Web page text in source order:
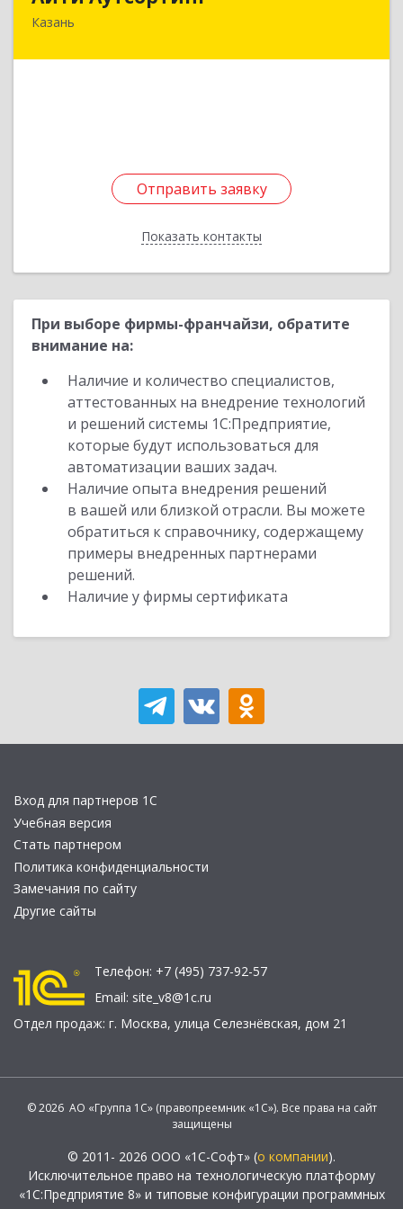
Казань
Отправить заявку
Показать контакты
420136, Татарстан Респ, Казань г, Маршала
Отправить заявку
Назад
При выборе фирмы-франчайзи, обратите
внимание на:
Наличие и количество специалистов,
аттестованных на внедрение технологий
и решений системы 1С:Предприятие,
которые будут использоваться для
автоматизации ваших задач.
Наличие опыта внедрения решений
в вашей или близкой отрасли. Вы можете
обратиться к справочнику, содержащему
примеры внедренных партнерами
решений.
Наличие у фирмы сертификата
Вход для партнеров 1С
Учебная версия
Стать партнером
Политика конфиденциальности
Замечания по сайту
Другие сайты
Телефон: +7 (495) 737-92-57
Email: site_v8@1c.ru
Отдел продаж: г. Москва, улица Селезнёвская, дом 21
© 2026 АО «Группа 1С» (правопреемник «1С»). Все права на сайт
защищены
© 2011- 2026 ООО «1С-Софт» (о компании).
Исключительное право на технологическую платформу
«1С:Предприятие 8» и типовые конфигурации программных